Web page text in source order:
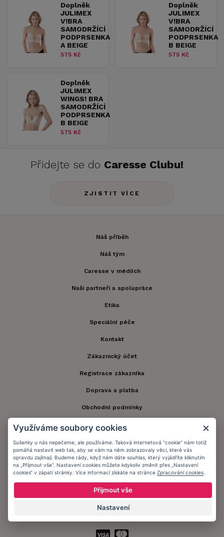
Doplněk
JULIMEX
V!BRA
SAMODRŽÍCÍ
PODPRSENKA
A BEIGE
575 Kč
Doplněk
JULIMEX
V!BRA
SAMODRŽÍCÍ
PODPRSENKA
B BEIGE
575 Kč
Doplněk
JULIMEX
WINGS! BRA
SAMODRŽÍCÍ
PODPRSENKA
B BEIGE
575 Kč
Přidejte se do Caresse Clubu!
ZJISTIT VÍCE
Náš příběh
Náš tým
Caresse v médiích
Naši partneři a spolupráce
Etika
Speciální péče
Kontakt
Zákaznický účet
Registrace zákazníka
Doprava a platba
Obchodní podmínky
Ochrana osobních údajů
Informační memorandum
Zůstaňte s námi v kontaktu.
Využíváme soubory cookies
Sušenky u nás nepečeme, ale používáme. Taková internetová "cookie" nám totiž
pomáhá nastavit web tak, aby se vám na něm zobrazovaly věci, které vás
opravdu zajímají. Budeme rády, když nám dáte souhlas, který vyjádříte kliknutím
na „Přijmout vše“. Nastavení cookies můžete kdykoliv změnit přes „Nastavení
cookies“ v zápatí stránky. Více informací získáte na stránce Zpracování cookies
Přijmout vše
Nastavení